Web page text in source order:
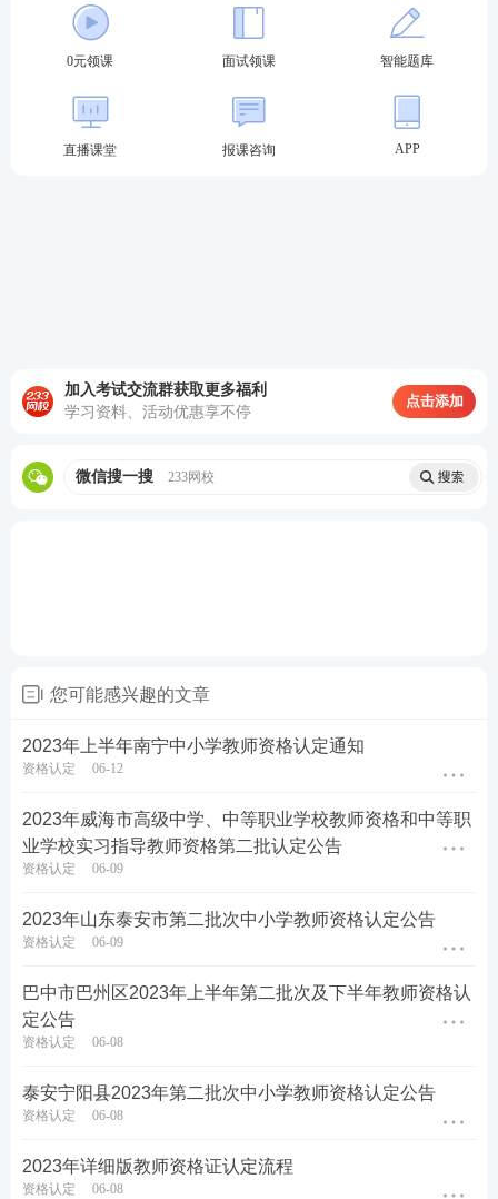
精神病史，能适应教育教学工作的需要。按照《广东
省教师资格申请人员体格检查标准（2013年修订）》
（四）普通话水平
格，取得由教育部考试中心颁发的《中小学教师资格
考试合格证明》，且在有效期内。
2.2016年5月31日以前入学（入学时间以毕业证上的入
学时间为准），且为全日制幼儿师范学校师范、全日
力考核，取得《师范生教师职业能力证书》，且在有
效期内，免试认定与《师范生教师职业能力证书》上
的任教学段和任教学科相同的高级中学（含中等职业
学校）教师资格。具体要求按照《教育部关于印发<
教育类研究生和公费师范生免试认定中小学教师资格
改革实施方案>的通知》(教资函〔2020〕5号）和
《教育部关于推进师范生免试认定中小学教师资格改
革的通知》（教资函〔2022〕1号）规定进行。
三、网报时间
2023年上半年教师资格认定网报分两个阶段。具体时
第一阶段：申请人在4月12日8:30至4月21日17:30，
登录“中国教师资格网”（http：//www.jszg.edu.cn），
选择“教师资格认定申请入网报入口”进行注册，如实
0元领课 面试领课 智能题库
直播课堂 报课咨询 APP
加入考试交流群获取更多福利
学习资料、活动优惠享不停
点击添加
微信搜一搜 233网校
您可能感兴趣的文章
2023年上半年南宁中小学教师资格认定通知
资格认定 06-12
2023年威海市高级中学、中等职业学校教师资格和中等职
业学校实习指导教师资格第二批认定公告
资格认定 06-09
2023年山东泰安市第二批次中小学教师资格认定公告
资格认定 06-09
巴中市巴州区2023年上半年第二批次及下半年教师资格认
定公告
资格认定 06-08
泰安宁阳县2023年第二批次中小学教师资格认定公告
资格认定 06-08
2023年详细版教师资格证认定流程
资格认定 06-08